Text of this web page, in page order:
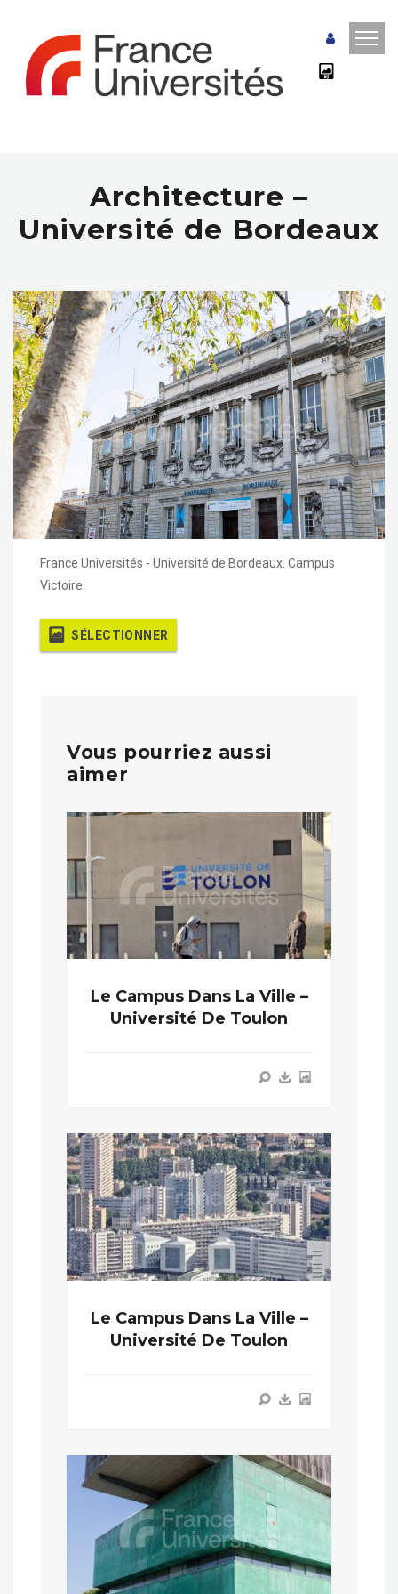
Architecture –
Université de Bordeaux
France Universités - Université de Bordeaux. Campus
Victoire.
SÉLECTIONNER
Vous pourriez aussi
aimer
Le Campus Dans La Ville –
Université De Toulon
Le Campus Dans La Ville –
Université De Toulon